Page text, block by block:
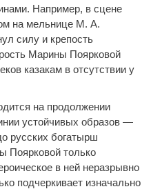
Например, в сцене
на мельнице М. А.
силу и крепость
Марины Поярковой
казакам в отсутствии у
на продолжении
устойчивых образов —
русских богатырш
Поярковой только
в ней неразрывно
подчеркивает изначально